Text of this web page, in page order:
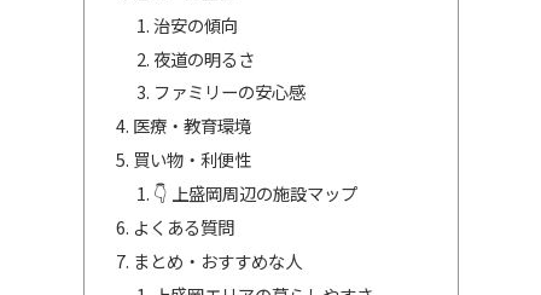
治安の傾向
夜道の明るさ
ファミリーの安心感
医療・教育環境
買い物・利便性
👇 上盛岡周辺の施設マップ
よくある質問
まとめ・おすすめな人